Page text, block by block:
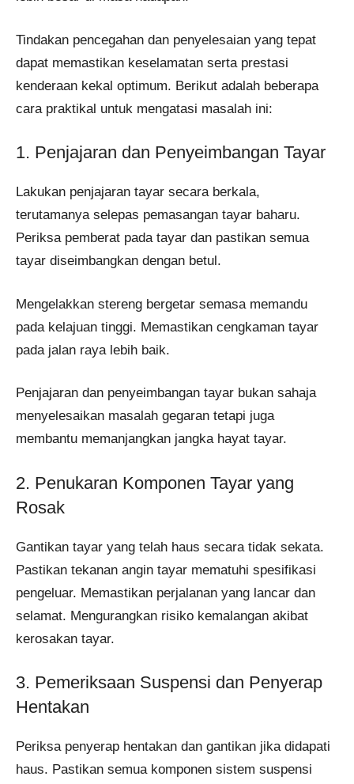
Tindakan pencegahan dan penyelesaian yang tepat
dapat memastikan keselamatan serta prestasi
kenderaan kekal optimum. Berikut adalah beberapa
cara praktikal untuk mengatasi masalah ini:
1. Penjajaran dan Penyeimbangan Tayar
Lakukan penjajaran tayar secara berkala,
terutamanya selepas pemasangan tayar baharu.
Periksa pemberat pada tayar dan pastikan semua
tayar diseimbangkan dengan betul.
Mengelakkan stereng bergetar semasa memandu
pada kelajuan tinggi. Memastikan cengkaman tayar
pada jalan raya lebih baik.
Penjajaran dan penyeimbangan tayar bukan sahaja
menyelesaikan masalah gegaran tetapi juga
membantu memanjangkan jangka hayat tayar.
2. Penukaran Komponen Tayar yang
Rosak
Gantikan tayar yang telah haus secara tidak sekata.
Pastikan tekanan angin tayar mematuhi spesifikasi
pengeluar. Memastikan perjalanan yang lancar dan
selamat. Mengurangkan risiko kemalangan akibat
kerosakan tayar.
3. Pemeriksaan Suspensi dan Penyerap
Hentakan
Periksa penyerap hentakan dan gantikan jika didapati
haus. Pastikan semua komponen sistem suspensi